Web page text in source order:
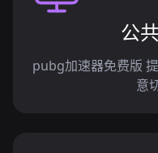
公
pubg加速器免费版
意